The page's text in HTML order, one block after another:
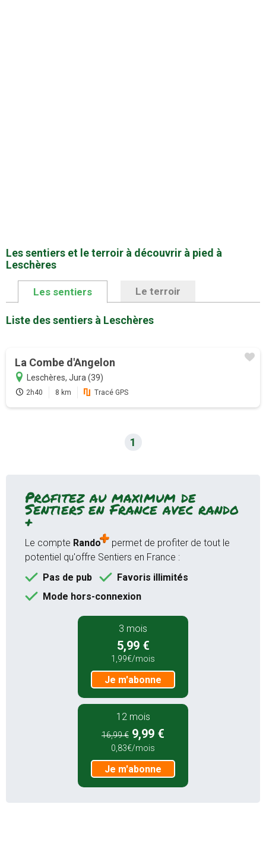
Les sentiers et le terroir à découvrir à pied à
Leschères
Les sentiers Le terroir
Liste des sentiers à Leschères
La Combe d'Angelon
Leschères, Jura (39)
2h40 8 km Tracé GPS
1
Profitez au maximum de
Sentiers en France avec rando
+
Le compte Rando
permet de profiter de tout le
potentiel qu'offre Sentiers en France :
Pas de pub
Favoris illimités
Mode hors-connexion
3 mois
5,99 €
1,99€/mois
Je m'abonne
12 mois
16,99 € 9,99 €
0,83€/mois
Je m'abonne
Profitez au maximum de Sentiers en
France avec l'abonnement
Mode hors-connexion sur
GPS randonnée temps réel
Bien plus encore...
Je m'abonne
9,99 €
au lieu de 16,99 €
0,83€/mois
Je m'abonne